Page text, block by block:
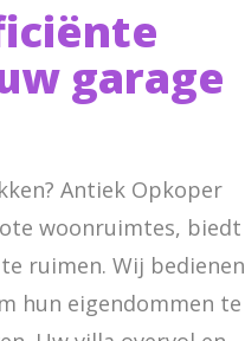
garage
Antiek Opkoper
woonruimtes, biedt
ruimen. Wij bedienen
hun eigendommen te